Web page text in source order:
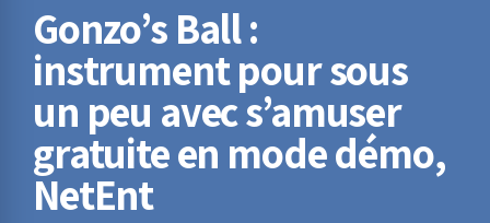
Gonzo’s Ball :
instrument pour sous
un peu avec s’amuser
gratuite en mode démo,
NetEnt